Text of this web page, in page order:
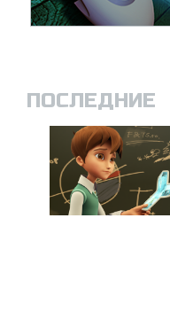
ПОСЛЕДНИЕ